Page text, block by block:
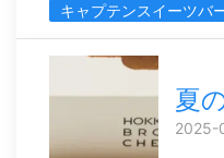
キャプテンスイーツバ
夏
2025-